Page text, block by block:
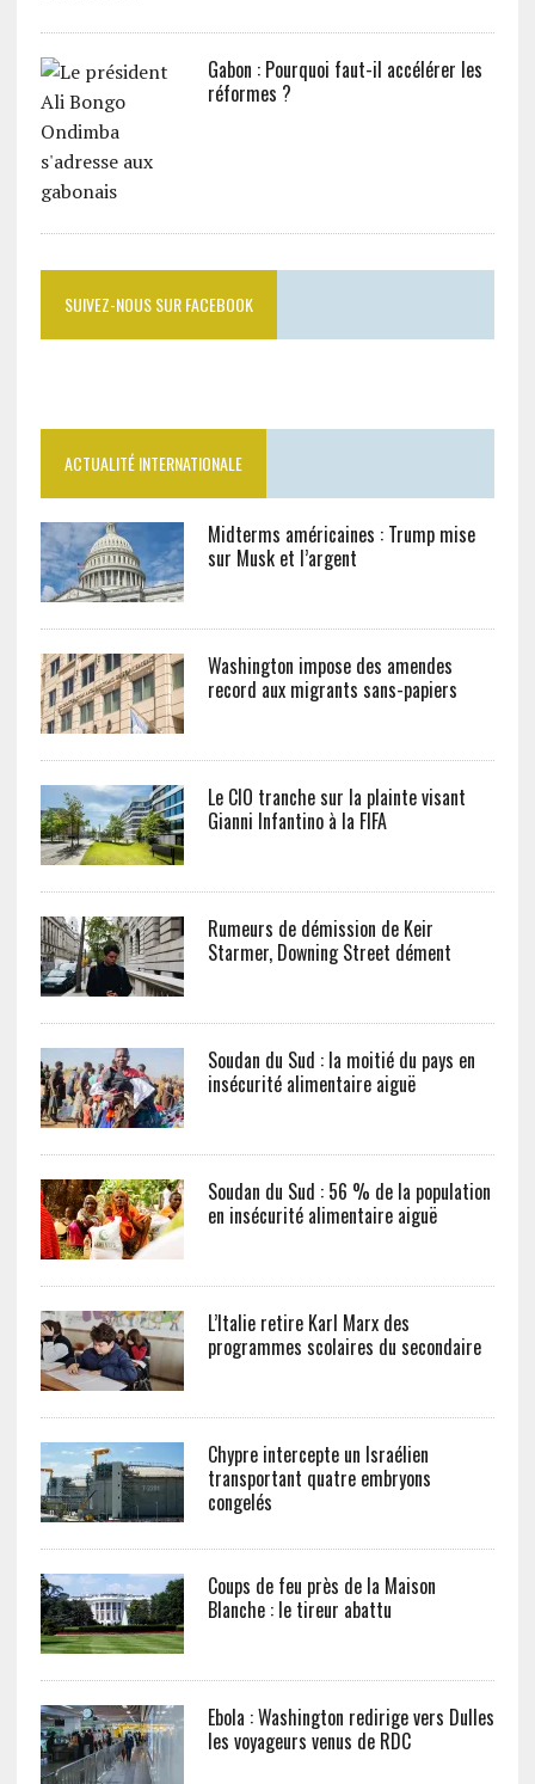
Gabon : Pourquoi faut-il accélérer les
réformes ?
SUIVEZ-NOUS SUR FACEBOOK
ACTUALITÉ INTERNATIONALE
Midterms américaines : Trump mise
sur Musk et l’argent
Washington impose des amendes
record aux migrants sans-papiers
Le CIO tranche sur la plainte visant
Gianni Infantino à la FIFA
Rumeurs de démission de Keir
Starmer, Downing Street dément
Soudan du Sud : la moitié du pays en
insécurité alimentaire aiguë
Soudan du Sud : 56 % de la population
en insécurité alimentaire aiguë
L’Italie retire Karl Marx des
programmes scolaires du secondaire
Chypre intercepte un Israélien
transportant quatre embryons
congelés
Coups de feu près de la Maison
Blanche : le tireur abattu
Ebola : Washington redirige vers Dulles
les voyageurs venus de RDC